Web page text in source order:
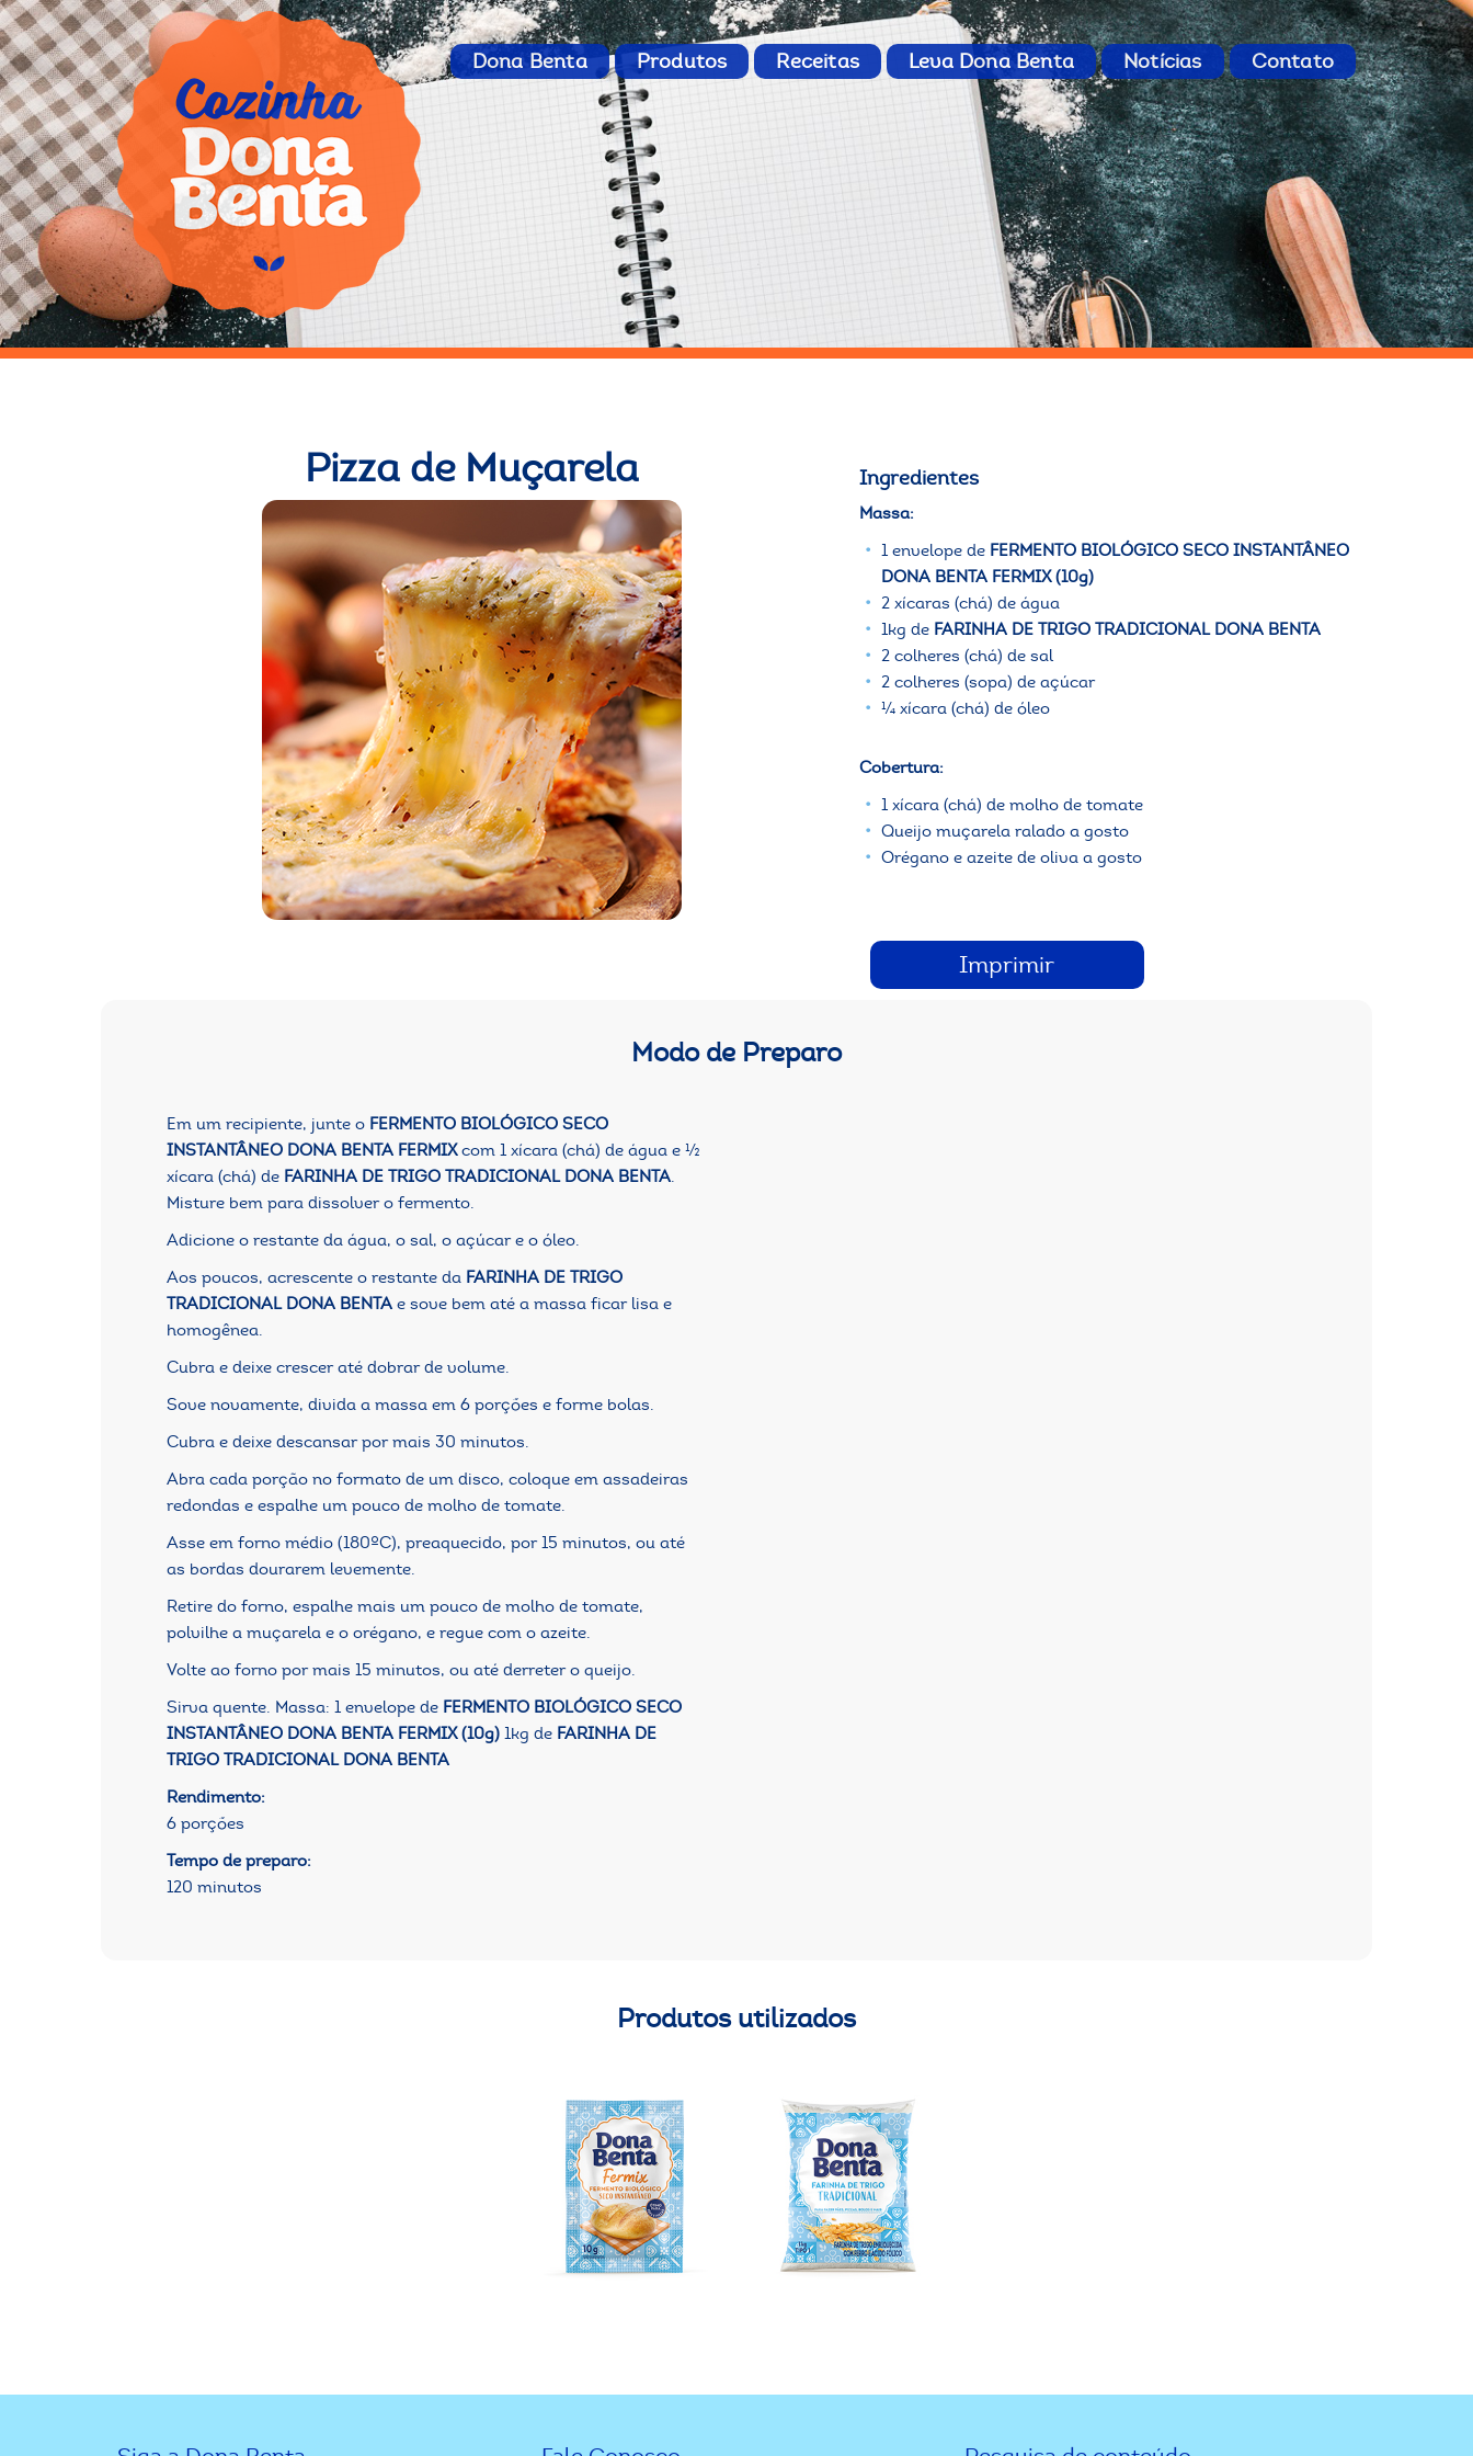
Dona Benta Produtos Receitas Leva Dona Benta Notícias Contato
Pizza de Muçarela Ingredientes
Massa:
1 envelope de FERMENTO BIOLÓGICO SECO INSTANTÂNEO
DONA BENTA FERMIX (10g)
2 xícaras (chá) de água
1kg de FARINHA DE TRIGO TRADICIONAL DONA BENTA
2 colheres (chá) de sal
2 colheres (sopa) de açúcar
¼ xícara (chá) de óleo
Cobertura:
1 xícara (chá) de molho de tomate
Queijo muçarela ralado a gosto
Orégano e azeite de oliva a gosto
Imprimir
Modo de Preparo
Em um recipiente, junte o FERMENTO BIOLÓGICO SECO
INSTANTÂNEO DONA BENTA FERMIXcom 1 xícara (chá) de água e ½
xícara (chá) de FARINHA DE TRIGO TRADICIONAL DONA BENTA.
Misture bem para dissolver o fermento.
Adicione o restante da água, o sal, o açúcar e o óleo.
Aos poucos, acrescente o restante da FARINHA DE TRIGO
TRADICIONAL DONA BENTA e sove bem até a massa ficar lisa e
homogênea.
Cubra e deixe crescer até dobrar de volume.
Sove novamente, divida a massa em 6 porções e forme bolas.
Cubra e deixe descansar por mais 30 minutos.
Abra cada porção no formato de um disco, coloque em assadeiras
redondas e espalhe um pouco de molho de tomate.
Asse em forno médio (180ºC), preaquecido, por 15 minutos, ou até
as bordas dourarem levemente.
Retire do forno, espalhe mais um pouco de molho de tomate,
polvilhe a muçarela e o orégano, e regue com o azeite.
Volte ao forno por mais 15 minutos, ou até derreter o queijo.
Sirva quente. Massa: 1 envelope de FERMENTO BIOLÓGICO SECO
INSTANTÂNEO DONA BENTA FERMIX (10g) 1kg de FARINHA DE
TRIGO TRADICIONAL DONA BENTA
Rendimento:
6 porções
Tempo de preparo:
120 minutos
Produtos utilizados